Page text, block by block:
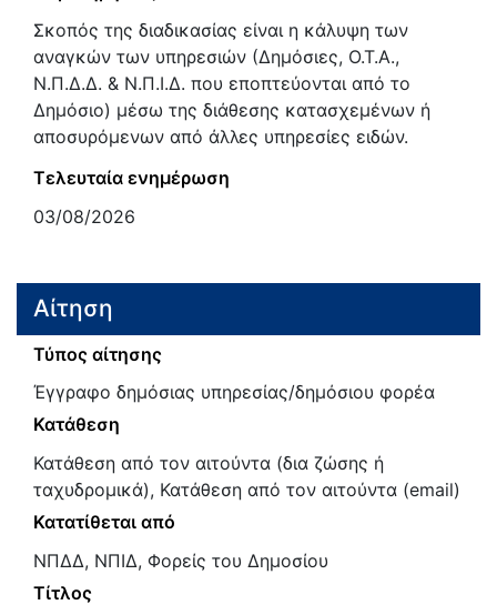
Σκοπός της διαδικασίας είναι η κάλυψη των
αναγκών των υπηρεσιών (Δημόσιες, Ο.Τ.Α.,
Ν.Π.Δ.Δ. & Ν.Π.Ι.Δ. που εποπτεύονται από το
Δημόσιο) μέσω της διάθεσης κατασχεμένων ή
αποσυρόμενων από άλλες υπηρεσίες ειδών.
Τελευταία ενημέρωση
03/08/2026
Αίτηση
Τύπος αίτησης
Έγγραφο δημόσιας υπηρεσίας/δημόσιου φορέα
Κατάθεση
Κατάθεση από τον αιτούντα (δια ζώσης ή
ταχυδρομικά), Κατάθεση από τον αιτούντα (email)
Κατατίθεται από
ΝΠΔΔ, ΝΠΙΔ, Φορείς του Δημοσίου
Τίτλος